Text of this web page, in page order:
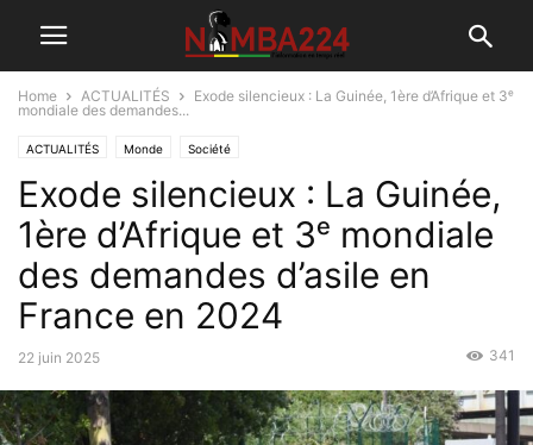
Home ACTUALITÉS
Exode silencieux : La Guinée, 1ère d’Afrique et 3ᵉ
mondiale des demandes...
ACTUALITÉS Monde Société
Exode silencieux : La Guinée,
1ère d’Afrique et 3ᵉ mondiale
des demandes d’asile en
France en 2024
22 juin 2025 341